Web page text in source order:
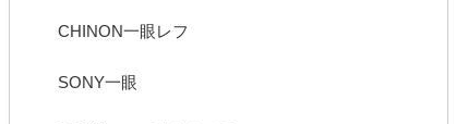
CHINON一眼レフ
SONY一眼